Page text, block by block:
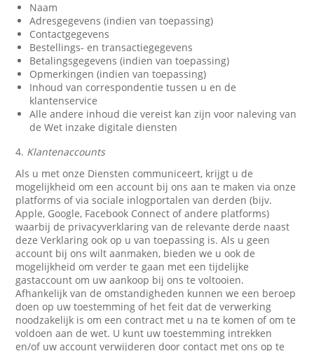
Naam
Adresgegevens (indien van toepassing)
Contactgegevens
Bestellings- en transactiegegevens
Betalingsgegevens (indien van toepassing)
Opmerkingen (indien van toepassing)
Inhoud van correspondentie tussen u en de
klantenservice
Alle andere inhoud die vereist kan zijn voor naleving van
de Wet inzake digitale diensten
4. Klantenaccounts
Als u met onze Diensten communiceert, krijgt u de
mogelijkheid om een account bij ons aan te maken via onze
platforms of via sociale inlogportalen van derden (bijv.
Apple, Google, Facebook Connect of andere platforms)
waarbij de privacyverklaring van de relevante derde naast
deze Verklaring ook op u van toepassing is. Als u geen
account bij ons wilt aanmaken, bieden we u ook de
mogelijkheid om verder te gaan met een tijdelijke
gastaccount om uw aankoop bij ons te voltooien.
Afhankelijk van de omstandigheden kunnen we een beroep
doen op uw toestemming of het feit dat de verwerking
noodzakelijk is om een contract met u na te komen of om te
voldoen aan de wet. U kunt uw toestemming intrekken
en/of uw account verwijderen door contact met ons op te